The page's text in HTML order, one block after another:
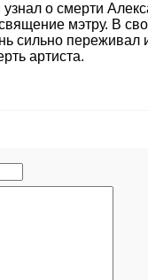
о смерти
мэтру. В
сильно переживал
артиста.